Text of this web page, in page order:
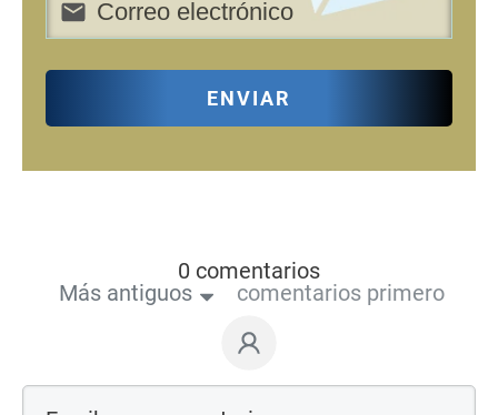
ENVIAR
0 comentarios
Más antiguos
comentarios primero